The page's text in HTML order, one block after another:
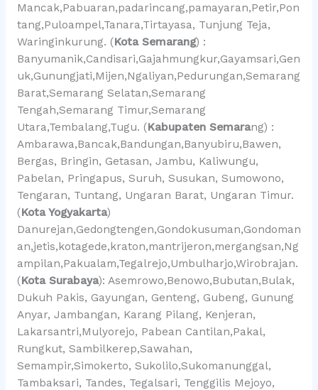
Mancak,Pabuaran,padarincang,pamayaran,Petir,Pon
tang,Puloampel,Tanara,Tirtayasa, Tunjung Teja,
Waringinkurung. (Kota Semarang) :
Banyumanik,Candisari,Gajahmungkur,Gayamsari,Gen
uk,Gunungjati,Mijen,Ngaliyan,Pedurungan,Semarang
Barat,Semarang Selatan,Semarang
Tengah,Semarang Timur,Semarang
Utara,Tembalang,Tugu. (Kabupaten Semarang) :
Ambarawa,Bancak,Bandungan,Banyubiru,Bawen,
Bergas, Bringin, Getasan, Jambu, Kaliwungu,
Pabelan, Pringapus, Suruh, Susukan, Sumowono,
Tengaran, Tuntang, Ungaran Barat, Ungaran Timur.
(Kota Yogyakarta)
Danurejan,Gedongtengen,Gondokusuman,Gondoman
an,jetis,kotagede,kraton,mantrijeron,mergangsan,Ng
ampilan,Pakualam,Tegalrejo,Umbulharjo,Wirobrajan.
(Kota Surabaya): Asemrowo,Benowo,Bubutan,Bulak,
Dukuh Pakis, Gayungan, Genteng, Gubeng, Gunung
Anyar, Jambangan, Karang Pilang, Kenjeran,
Lakarsantri,Mulyorejo, Pabean Cantilan,Pakal,
Rungkut, Sambilkerep,Sawahan,
Semampir,Simokerto, Sukolilo,Sukomanunggal,
Tambaksari, Tandes, Tegalsari, Tenggilis Mejoyo,